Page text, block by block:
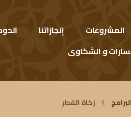
المشروعات إنجازاتنا
و الشكاوى
البرامج زكاة الفطر